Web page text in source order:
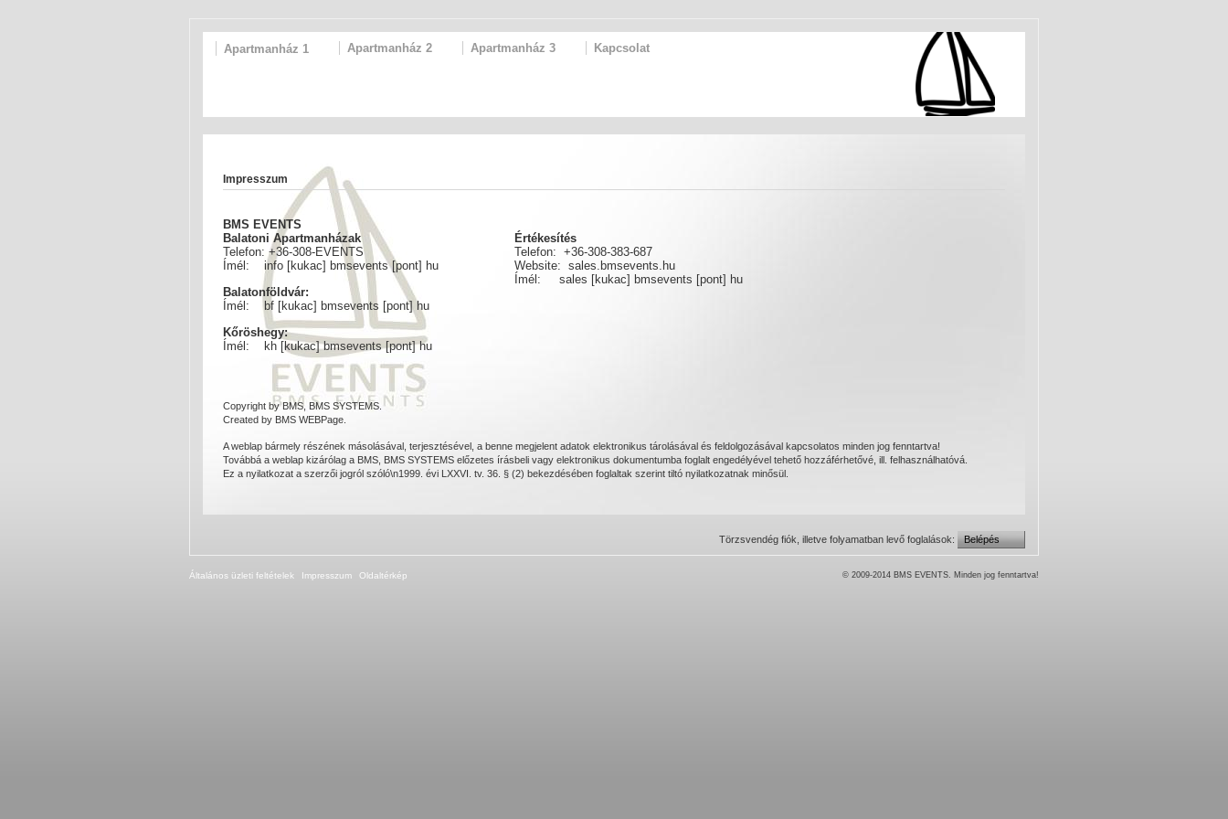
Apartmanház 1 Apartmanház 2 Apartmanház 3 Kapcsolat
Impresszum
BMS EVENTS
Balatoni Apartmanházak
Telefon: +36-308-EVENTS
Ímél: info [kukac] bmsevents [pont] hu
Balatonföldvár:
Ímél: bf [kukac] bmsevents [pont] hu
Kőröshegy:
Ímél: kh [kukac] bmsevents [pont] hu
Értékesítés
Telefon: +36-308-383-687
Website: sales.bmsevents.hu
Ímél: sales [kukac] bmsevents [pont] hu
Copyright by BMS, BMS SYSTEMS.
Created by BMS WEBPage.
A weblap bármely részének másolásával, terjesztésével, a benne megjelent adatok elektronikus tárolásával és feldolgozásával kapcsolatos minden jog fenntartva!
Továbbá a weblap kizárólag a BMS, BMS SYSTEMS előzetes írásbeli vagy elektronikus dokumentumba foglalt engedélyével tehető hozzáférhetővé, ill. felhasználhatóvá.
Ez a nyilatkozat a szerzői jogról szóló\n1999. évi LXXVI. tv. 36. § (2) bekezdésében foglaltak szerint tiltó nyilatkozatnak minősül.
Törzsvendég fiók, illetve folyamatban levő foglalások: Belépés
Általános üzleti feltételek Impresszum Oldaltérkép © 2009-2014 BMS EVENTS. Minden jog fenntartva!